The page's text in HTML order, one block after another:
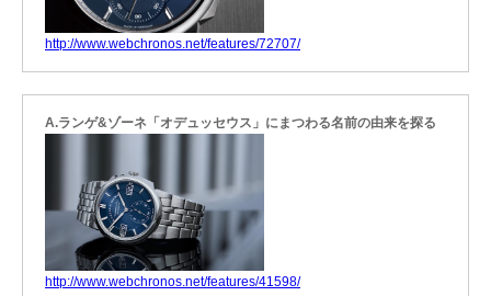
http://www.webchronos.net/features/72707/
A.ランゲ&ゾーネ「オデュッセウス」にまつわる名前の由来を探る
http://www.webchronos.net/features/41598/